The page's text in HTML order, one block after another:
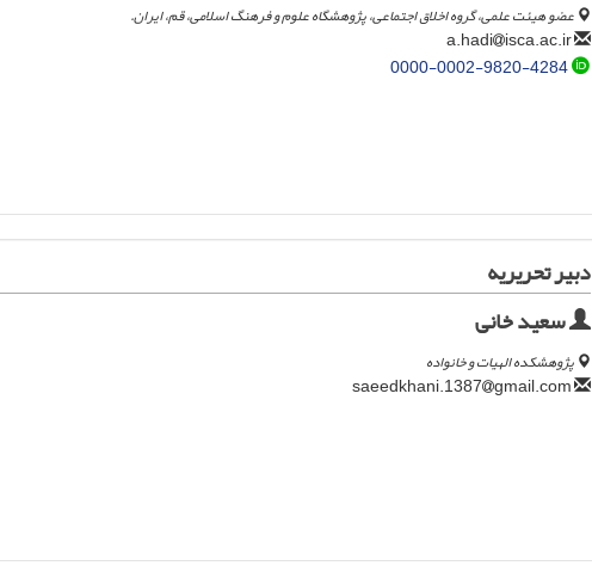
عضو هیئت علمی، گروه اخلاق اجتماعی، پژوهشگاه علوم و فرهنگ اسلامی، قم، ایران.
isca.ac.ir
0000-0002-9820-4284
دبیر تحریریه
سعید خانی
پژوهشکده الهیات و خانواده
gmail.com